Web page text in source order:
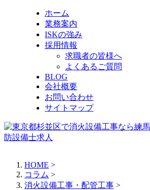
ホーム
業務案内
ISKの強み
採用情報
求職者の皆様へ
よくあるご質問
BLOG
会社概要
お問い合わせ
サイトマップ
HOME >
コラム >
消火設備工事・配管工事 >